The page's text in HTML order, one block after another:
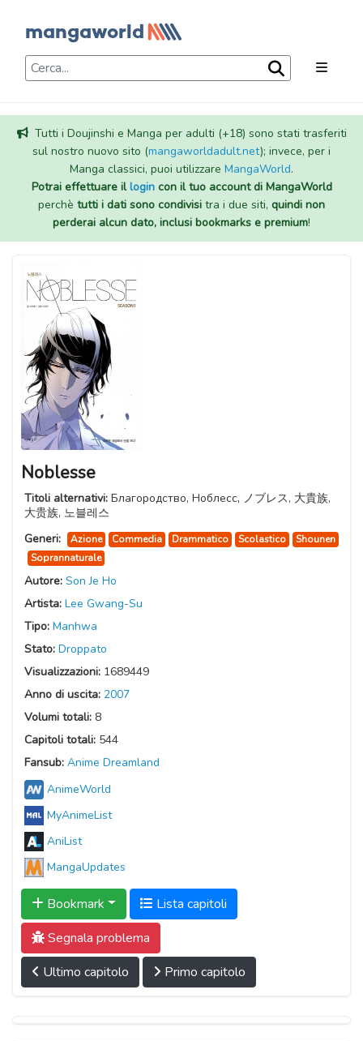
Tutti i Doujinshi e Manga per adulti (+18) sono stati trasferiti
sul nostro nuovo sito (mangaworldadult.net); invece, per i
Manga classici, puoi utilizzare MangaWorld.
Potrai effettuare illogincon il tuo account di MangaWorld
perchè tutti i dati sono condivisi tra i due siti, quindi non
perderai alcun dato, inclusi bookmarks e premium!
Noblesse
Titoli alternativi: Благородство, Ноблесс, ノブレス, 大貴族,
大贵族, 노블레스
Generi:
Azione Commedia Drammatico Scolastico
Shounen
Soprannaturale
Autore: Son Je Ho
Artista: Lee Gwang-Su
Tipo: Manhwa
Stato: Droppato
Visualizzazioni: 1689449
Anno di uscita: 2007
Volumi totali: 8
Capitoli totali: 544
Fansub: Anime Dreamland
AnimeWorld
MyAnimeList
AniList
MangaUpdates
Bookmark
Lista capitoli
Segnala problema
Ultimo capitolo
Primo capitolo